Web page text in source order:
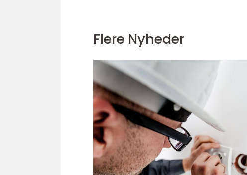
Flere Nyheder